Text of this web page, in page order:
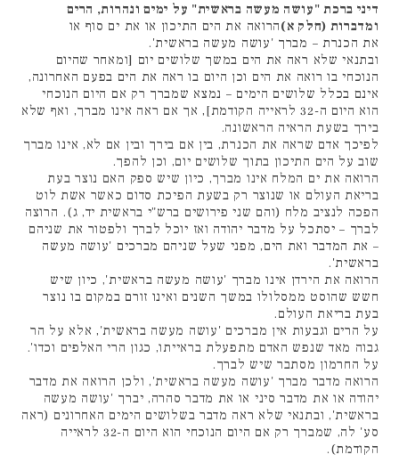
דיני ברכת "עושה מעשה בראשית" על ימים ונהרות, הרים
ומדברות (חלק א)הרואה את הים התיכון או את ים סוף או
את הכנרת – מברך 'עושה מעשה בראשית'.
ובתנאי שלא ראה את הים במשך שלושים יום [ומאחר שהיום
הנוכחי בו רואה את הים וכן היום בו ראה את הים בפעם האחרונה,
אינם בכלל שלושים הימים – נמצא שמברך רק אם היום הנוכחי
הוא היום ה-32 לראייה הקודמת], אך אם ראה אינו מברך, ואף שלא
בירך בשעת הראיה הראשונה.
לפיכך אדם שראה את הכנרת, בין אם בירך ובין אם לא, אינו מברך
שוב על הים התיכון בתוך שלושים יום, וכן להפך.
הרואה את ים המלח אינו מברך, כיון שיש ספק האם נוצר בעת
בריאת העולם או שנוצר רק בשעת הפיכת סדום כאשר אשת לוט
הפכה לנציב מלח (והם שני פירושים ברש"י בראשית יד, ג). הרוצה
לברך – יסתכל על מדבר יהודה ואז יוכל לברך ולפטור את שניהם
– את המדבר ואת הים, מפני שעל שניהם מברכים 'עושה מעשה
בראשית'.
הרואה את הירדן אינו מברך 'עושה מעשה בראשית', כיון שיש
חשש שהוסט ממסלולו במשך השנים ואינו זורם במקום בו נוצר
בעת בריאת העולם.
על הרים וגבעות אין מברכים 'עושה מעשה בראשית', אלא על הר
גבוה מאד שנפש האדם מתפעלת בראייתו, כגון הרי האלפים וכדו'.
על החרמון מסתבר שיש לברך.
הרואה מדבר מברך 'עושה מעשה בראשית', ולכן הרואה את מדבר
יהודה או את מדבר סיני או את מדבר סהרה, יברך 'עושה מעשה
בראשית', ובתנאי שלא ראה מדבר בשלושים הימים האחרונים (ראה
סע' לה, שמברך רק אם היום הנוכחי הוא היום ה-32 לראייה
הקודמת).